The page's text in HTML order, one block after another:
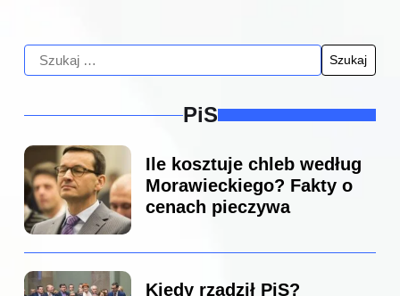
PiS
Ile kosztuje chleb według
Morawieckiego? Fakty o
cenach pieczywa
Kiedy rządził PiS?